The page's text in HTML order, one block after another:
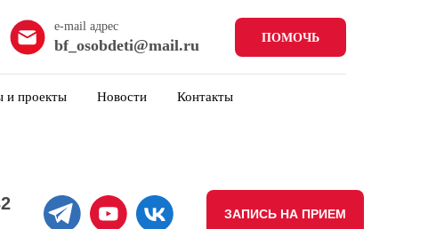
e-mail адрес
bf_osobdeti@mail.ru ПОМОЧЬ
и проекты Новости Контакты
ЗАПИСЬ НА ПРИЕМ